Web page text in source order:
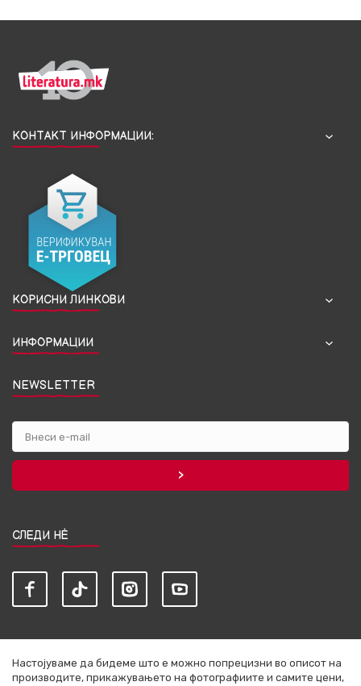
КОНТАКТ ИНФОРМАЦИИ:
КОРИСНИ ЛИНКОВИ
ИНФОРМАЦИИ
NEWSLETTER
СЛЕДИ НЀ
Настојуваме да бидеме што е можно попрецизни во описот на
производите, прикажувањето на фотографиите и самите цени,